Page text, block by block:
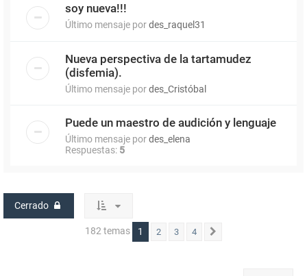
soy nueva!!!
Último mensaje pordes_raquel31
Nueva perspectiva de la tartamudez
(disfemia).
Último mensaje pordes_Cristóbal
Puede un maestro de audición y lenguaje
Último mensaje pordes_elena
Respuestas: 5
Cerrado
182 temas 1 2 3 4